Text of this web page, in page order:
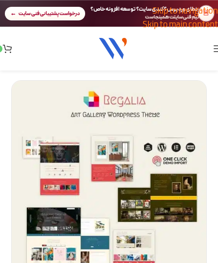
Skip to navigation
Skip to main content
🚨 خطای وردپرس؟ کندی سایت؟ توسعه افزونه خاص؟
تیم فنی سایتت همینجاست درخواست پشتیبانی فنی سایت